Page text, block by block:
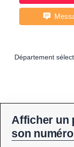
Département
Afficher un
son numéro